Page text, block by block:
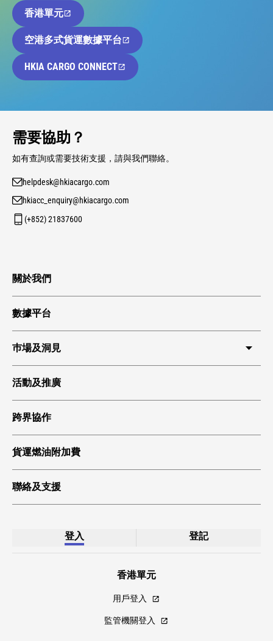
香港單元
空港多式貨運數據平台
HKIA CARGO CONNECT
需要協助？
如有查詢或需要技術支援，請與我們聯絡。
helpdesk@hkiacargo.com
hkiacc_enquiry@hkiacargo.com
(+852) 21837600
關於我們
數據平台
巿場及洞見
活動及推廣
跨界協作
貨運燃油附加費
聯絡及支援
登入 登記
香港單元
用戶登入
監管機關登入